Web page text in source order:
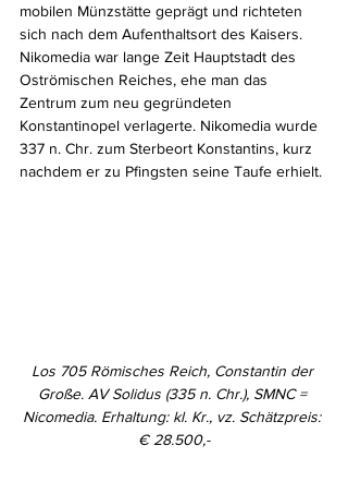
mobilen Münzstätte geprägt und richteten
sich nach dem Aufenthaltsort des Kaisers.
Nikomedia war lange Zeit Hauptstadt des
Oströmischen Reiches, ehe man das
Zentrum zum neu gegründeten
Konstantinopel verlagerte. Nikomedia wurde
337 n. Chr. zum Sterbeort Konstantins, kurz
nachdem er zu Pfingsten seine Taufe erhielt.
Los 705 Römisches Reich, Constantin der
Große. AV Solidus (335 n. Chr.), SMNC =
Nicomedia. Erhaltung: kl. Kr., vz. Schätzpreis:
€ 28.500,-